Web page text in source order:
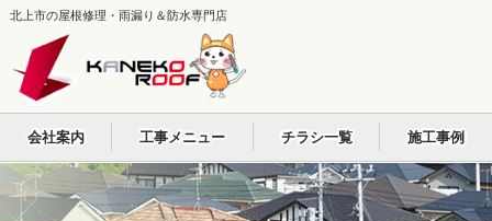
北上市の屋根修理・雨漏り＆防水専門店
会社案内 工事メニュー チラシ一覧 施工事例